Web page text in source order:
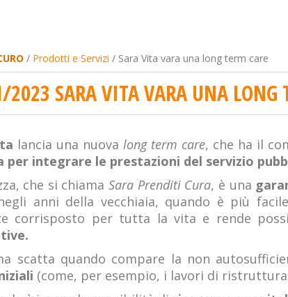
/ Prodotti e Servizi / Sara Vita vara una long term care
SARA VITA VARA UNA LONG
lancia una nuova long term care, che ha il
per integrare le prestazioni del servizio
che si chiamaSara Prenditi Cura, è una
anni della vecchiaia, quando è più
corrisposto per tutta la vita e rende
scatta quando compare la non
(come, per esempio, i lavori di